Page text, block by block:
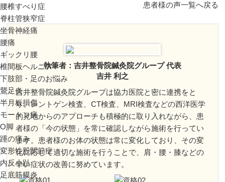
腰椎すべり症
脊柱管狭窄症
坐骨神経痛
腰痛
ギックリ腰
椎間板ヘルニア
下肢部・足のお悩み
鵞足炎
半月板損傷
モートン病
O脚
踵の痛み
変形性股関節症
内反小趾
足底筋膜炎
患者様の声一覧へ戻る
執筆者：吉井整骨院鍼灸院グループ 代表
吉井 利之
吉井整骨院鍼灸院グループは協力医院と密に連携をと
り、レントゲン検査、CT検査、MRI検査などの西洋医学
的見地からのアプローチも積極的に取り入れながら、患
者様の「今の状態」を常に確認しながら施術を行ってい
ます。患者様のお体の状態は常に変化しており、その変
化に応じて適切な施術を行うことで、肩・腰・膝などの
辛い症状の改善に努めています。